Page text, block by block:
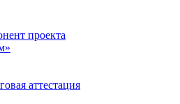
проекта
аттестация